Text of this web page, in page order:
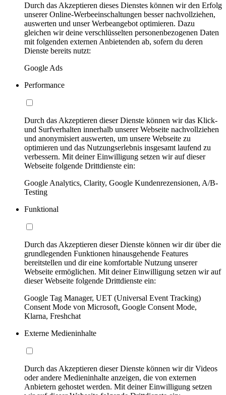
Durch das Akzeptieren dieses Dienstes können wir den Erfolg
unserer Online-Werbeeinschaltungen besser nachvollziehen,
auswerten und unser Werbeangebot optimieren. Dazu
gleichen wir deine verschlüsselten personenbezogenen Daten
mit folgenden externen Anbietenden ab, sofern du deren
Dienste bereits nutzt:
Google Ads
Performance
Durch das Akzeptieren dieser Dienste können wir das Klick-
und Surfverhalten innerhalb unserer Webseite nachvollziehen
und anonymisiert auswerten, um unsere Webseite zu
optimieren und das Nutzungserlebnis insgesamt laufend zu
verbessern. Mit deiner Einwilligung setzen wir auf dieser
Webseite folgende Drittdienste ein:
Google Analytics, Clarity, Google Kundenrezensionen, A/B-
Testing
Funktional
Durch das Akzeptieren dieser Dienste können wir dir über die
grundlegenden Funktionen hinausgehende Features
bereitstellen und dir eine komfortable Nutzung unserer
Webseite ermöglichen. Mit deiner Einwilligung setzen wir auf
dieser Webseite folgende Drittdienste ein:
Google Tag Manager, UET (Universal Event Tracking)
Consent Mode von Microsoft, Google Consent Mode,
Klarna, Freshchat
Externe Medieninhalte
Durch das Akzeptieren dieser Dienste können wir dir Videos
oder andere Medieninhalte anzeigen, die von externen
Anbietern gehostet werden. Mit deiner Einwilligung setzen